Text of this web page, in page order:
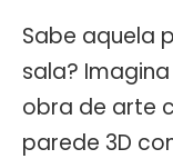
Sabe aquela
sala?
obra de arte
parede 3D